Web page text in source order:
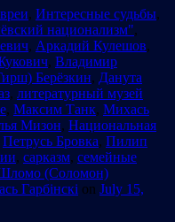
, Интересные судьбы,
национализм",
, Аркадий Кулешов,
, Владимир
Берёзкин, Данута
, литературный музей
, Максим Танк, Михась
Мизон, Национальная
Петрусь Бровка, Пилип
, сарказм, семейные
(Соломон)
Гарбінскi on July 15,